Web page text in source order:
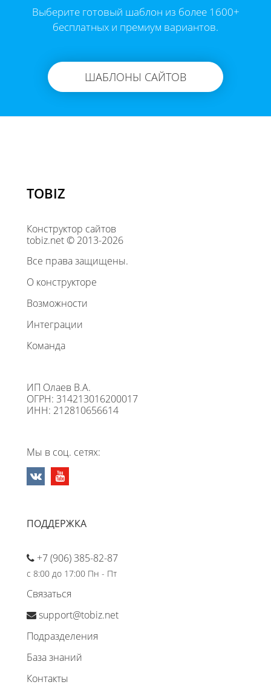
Выберите готовый шаблон из более 1600+
бесплатных и премиум вариантов.
ШАБЛОНЫ САЙТОВ
TOBIZ
Конструктор сайтов
tobiz.net © 2013-2026
Все права защищены.
О конструкторе
Возможности
Интеграции
Команда
ИП Олаев В.А.
ОГРН: 314213016200017
ИНН: 212810656614
Мы в соц. сетях:
ПОДДЕРЖКА
+7 (906) 385-82-87
с 8:00 до 17:00 Пн - Пт
Связаться
support@tobiz.net
Подразделения
База знаний
Контакты